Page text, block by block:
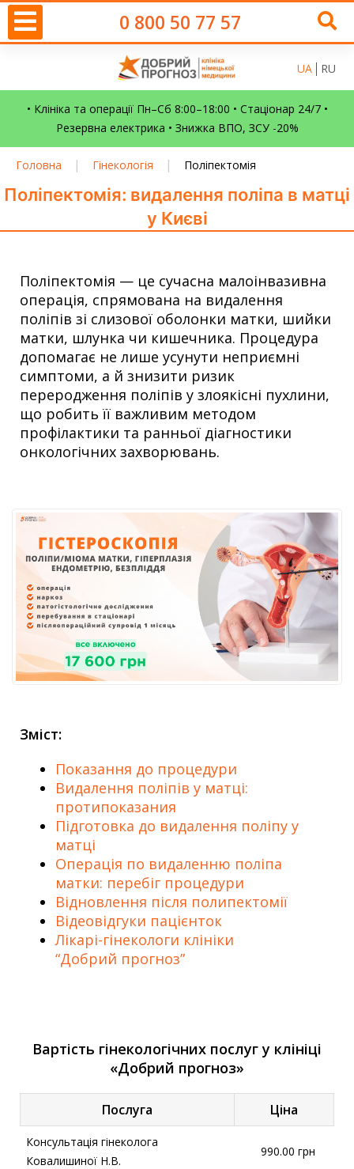
0 800 50 77 57
UA RU
• Клініка та операції Пн–Сб 8:00–18:00 • Стаціонар 24/7 •
Резервна електрика • Знижка ВПО, ЗСУ -20%
Головна | Гінекологія | Поліпектомія
Поліпектомія: видалення поліпа в матці
у Києві
Поліпектомія — це сучасна малоінвазивна
операція, спрямована на видалення
поліпів зі слизової оболонки матки, шийки
матки, шлунка чи кишечника. Процедура
допомагає не лише усунути неприємні
симптоми, а й знизити ризик
переродження поліпів у злоякісні пухлини,
що робить її важливим методом
профілактики та ранньої діагностики
онкологічних захворювань.
Зміст:
Показання до процедури
Видалення поліпів у матці:
протипоказания
Підготовка до видалення поліпу у
матці
Операція по видаленню поліпа
матки: перебіг процедури
Відновлення після полипектомії
Відеовідгуки пацієнток
Лікарі-гінекологи клініки
“Добрий прогноз”
Вартість гінекологічних послуг у клініці
«Добрий прогноз»
Послуга Ціна
Консультація гінеколога
Ковалишиної Н.В.
990.00 грн